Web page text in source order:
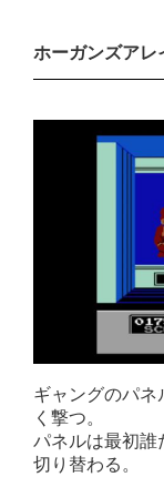
ホーガンズアレ
ギャングのパネ
く撃つ。
パネルは最初誰
切り替わる。